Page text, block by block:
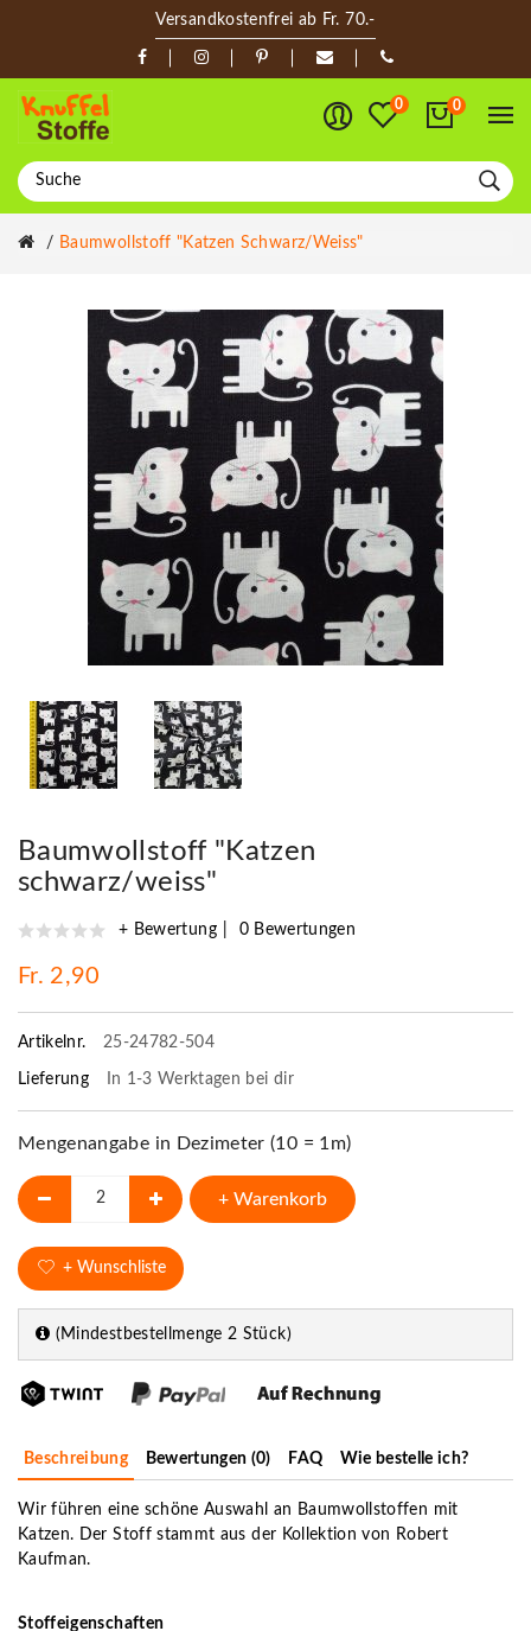
Versandkostenfrei ab Fr. 70.-
0 0
Baumwollstoff "Katzen Schwarz/weiss"
Baumwollstoff "Katzen
schwarz/weiss"
+ Bewertung 0 Bewertungen
Fr. 2,90
Artikelnr. 25-24782-504
Lieferung In 1-3 Werktagen bei dir
Mengenangabe in Dezimeter (10 = 1m)
+ Warenkorb
+ Wunschliste
(Mindestbestellmenge 2 Stück)
Beschreibung Bewertungen (0) FAQ Wie bestelle ich?
Wir führen eine schöne Auswahl an Baumwollstoffen mit
Katzen. Der Stoff stammt aus der Kollektion von Robert
Kaufman.
Stoffeigenschaften